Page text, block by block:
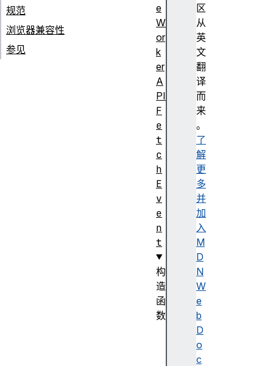
区
从
英
文
翻
译
而
来
。
了
解
更
多
并
加
入
M
D
N
W
e
b
D
o
c
规范
浏览器兼容性
参见
e
W
or
k
er
A
PI
F
e
t
c
h
E
v
e
n
t
构
造
函
数